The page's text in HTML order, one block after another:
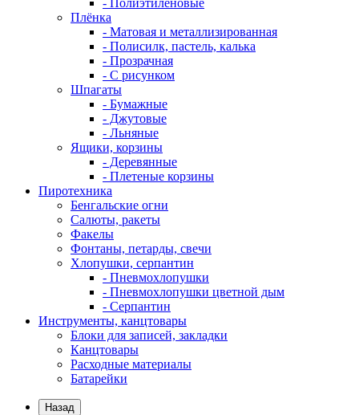
- Полиэтиленовые
Плёнка
- Матовая и металлизированная
- Полисилк, пастель, калька
- Прозрачная
- С рисунком
Шпагаты
- Бумажные
- Джутовые
- Льняные
Ящики, корзины
- Деревянные
- Плетеные корзины
Пиротехника
Бенгальские огни
Салюты, ракеты
Факелы
Фонтаны, петарды, свечи
Хлопушки, серпантин
- Пневмохлопушки
- Пневмохлопушки цветной дым
- Серпантин
Инструменты, канцтовары
Блоки для записей, закладки
Канцтовары
Расходные материалы
Батарейки
Назад